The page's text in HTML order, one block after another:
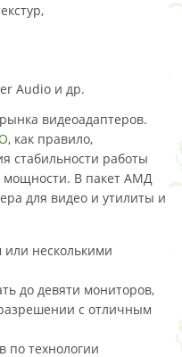
Audio и др.
видеоадаптеров.
, как правило,
стабильности работы
мощности. В пакет АМД
для видео и утилиты и
несколькими
до девяти мониторов,
с отличным
по технологии